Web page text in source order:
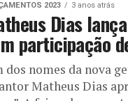
2023 3 anos atrás
Dias
participação
dos nomes da nova
Matheus Dias